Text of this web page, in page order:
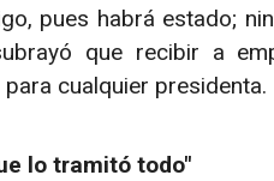
pues habrá estado;
que recibir a
cualquier presidenta.
lo tramitó todo"